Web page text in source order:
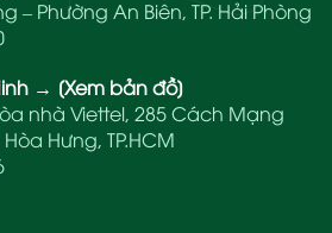
– Phường An Biên, TP. Hải Phòng
→ [Xem bản đồ]
nhà Viettel, 285 Cách Mạng
Hưng, TP.HCM